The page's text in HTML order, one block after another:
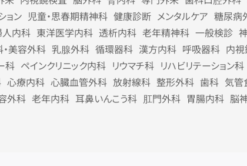
ョン 児童・思春期精神科 健康診断 メンタルケア 糖尿病
内科 東洋医学内科 透析内科 老年精神科 一般検診
美容外科 乳腺外科 循環器科 漢方内科 呼吸器科 内
科 ペインクリニック内科 リウマチ科 リハビリテーション科
心療内科 心臓血管外科 放射線科 整形外科 歯科 気管
外科 老年内科 耳鼻いんこう科 肛門外科 胃腸内科 脳